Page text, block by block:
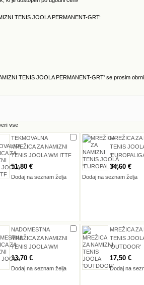
TENIS JOOLA PERMANENT-GRT:
TENIS JOOLA PERMANENT-GRT' se prosim
vse
TEKMOVALNA
MREŽICA ZA NAMIZNI
TENIS JOOLA WM ITTF
51,80 €
Dodaj na seznam želja
MREŽICA ZA
TENIS
34,60 €
Dodaj na seznam želja
NADOMESTNA
MREŽICA ZA NAMIZNI
TENIS JOOLA WM
13,70 €
Dodaj na seznam želja
MREŽICA ZA
TENIS
'OUTDOOR'
17,50 €
Dodaj na